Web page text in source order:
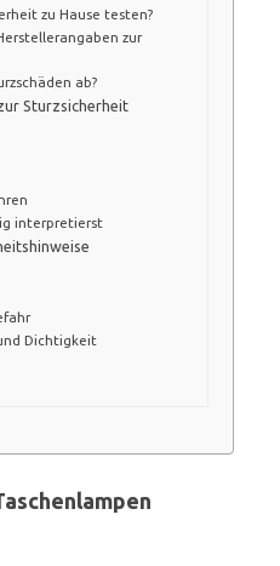
zu Hause testen?
zur
ab?
Sturzsicherheit
interpretierst
Dichtigkeit